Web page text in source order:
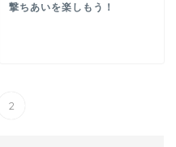
撃ちあいを楽しもう！
2